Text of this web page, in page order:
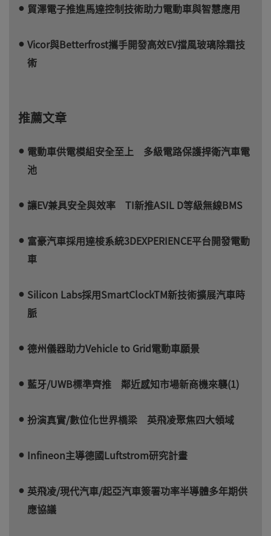
貿澤電子推進馬達控制技術助力電動車與智慧應用
Vicor與Betterfrost攜手開發高效EV擋風玻璃除霜技
術
推薦文章
電動車供電模組安全至上 多級電路保護捍衛汽車電
池
讓EV兼具安全與效率 TI新推ASIL D等級無線BMS
富豪汽車採用達梭系統3DEXPERIENCE平台開發電動
車
Silicon Labs採用SmartClockTM新技術擴展汽車時
脈
德州儀器助力Vehicle to Grid電動車願景
藍牙/UWB標準齊推 鄰近感知市場新商機來襲(1)
扮演真實/數位化世界橋梁 英飛凌聚焦四大領域
Infineon主導德國Luftstrom研究計畫
英飛凌/現代汽車/起亞汽車簽署功率半導體多年期供
應協議